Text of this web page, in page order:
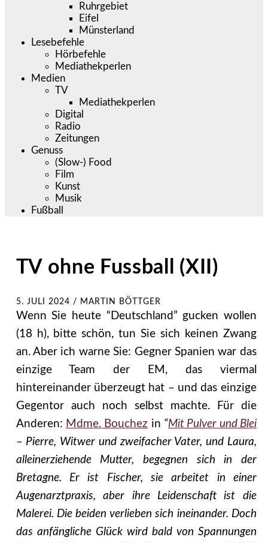
Ruhrgebiet
Eifel
Münsterland
Lesebefehle
Hörbefehle
Mediathekperlen
Medien
TV
Mediathekperlen
Digital
Radio
Zeitungen
Genuss
(Slow-) Food
Film
Kunst
Musik
Fußball
TV ohne Fussball (XII)
5. JULI 2024 / MARTIN BÖTTGER
Wenn Sie heute “Deutschland” gucken wollen
(18 h), bitte schön, tun Sie sich keinen Zwang
an. Aber ich warne Sie: Gegner Spanien war das
einzige Team der EM, das viermal
hintereinander überzeugt hat – und das einzige
Gegentor auch noch selbst machte. Für die
Anderen: Mdme. Bouchez in “Mit Pulver und Blei
– Pierre, Witwer und zweifacher Vater, und Laura,
alleinerziehende Mutter, begegnen sich in der
Bretagne. Er ist Fischer, sie arbeitet in einer
Augenarztpraxis, aber ihre Leidenschaft ist die
Malerei. Die beiden verlieben sich ineinander. Doch
das anfängliche Glück wird bald von Spannungen